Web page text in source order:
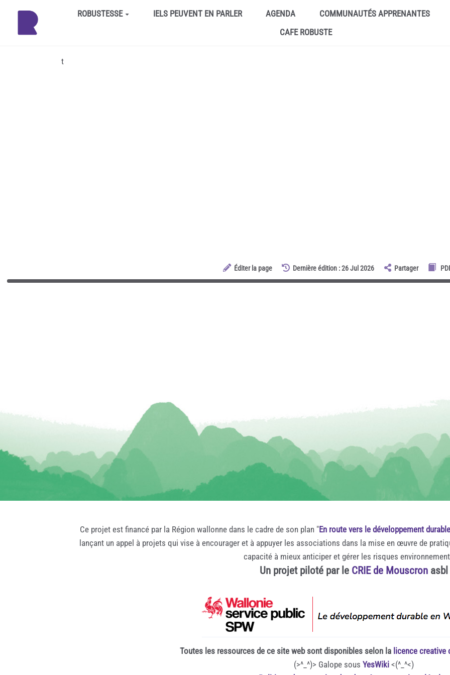
Aller au contenu principalROBUSTESSE IELS PEUVENT EN PARLER AGENDA
COMMUNAUTÉS APPRENANTES
CAFE ROBUSTE
t
Éditer la page Dernière édition : 26 Jul 2026 Partager
Ce projet est financé par la Région wallonne dans le cadre de son plan "En route vers le développement durable
lançant un appel à projets qui vise à encourager et à appuyer les associations dans la mise en œuvre de
capacité à mieux anticiper et gérer les risques
Un projet piloté par le CRIE de Mouscronasbl
Toutes les ressources de ce site web sont disponibles selon la licence creative
(>^_^)> Galope sous YesWiki<(^_^<)